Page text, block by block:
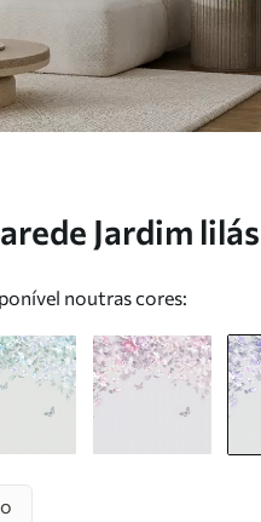
Jardim
noutras cores: